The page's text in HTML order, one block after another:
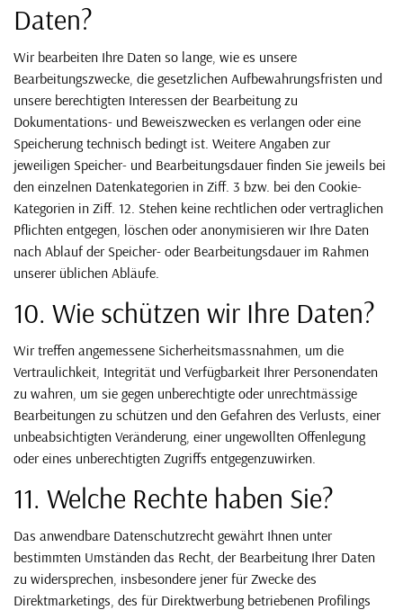
Daten?
Wir bearbeiten Ihre Daten so lange, wie es unsere
Bearbeitungszwecke, die gesetzlichen Aufbewahrungsfristen und
unsere berechtigten Interessen der Bearbeitung zu
Dokumentations- und Beweiszwecken es verlangen oder eine
Speicherung technisch bedingt ist. Weitere Angaben zur
jeweiligen Speicher- und Bearbeitungsdauer finden Sie jeweils bei
den einzelnen Datenkategorien in Ziff. 3 bzw. bei den Cookie-
Kategorien in Ziff. 12. Stehen keine rechtlichen oder vertraglichen
Pflichten entgegen, löschen oder anonymisieren wir Ihre Daten
nach Ablauf der Speicher- oder Bearbeitungsdauer im Rahmen
unserer üblichen Abläufe.
10. Wie schützen wir Ihre Daten?
Wir treffen angemessene Sicherheitsmassnahmen, um die
Vertraulichkeit, Integrität und Verfügbarkeit Ihrer Personendaten
zu wahren, um sie gegen unberechtigte oder unrechtmässige
Bearbeitungen zu schützen und den Gefahren des Verlusts, einer
unbeabsichtigten Veränderung, einer ungewollten Offenlegung
oder eines unberechtigten Zugriffs entgegenzuwirken.
11. Welche Rechte haben Sie?
Das anwendbare Datenschutzrecht gewährt Ihnen unter
bestimmten Umständen das Recht, der Bearbeitung Ihrer Daten
zu widersprechen, insbesondere jener für Zwecke des
Direktmarketings, des für Direktwerbung betriebenen Profilings